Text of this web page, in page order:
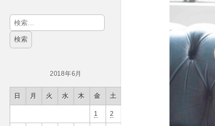
検
索:
2018年6月
日 月 火 水 木 金 土
1 2